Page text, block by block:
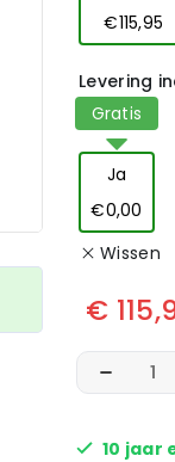
€115,95
Levering
Ja
€0,00
Wissen
€
10 jaar